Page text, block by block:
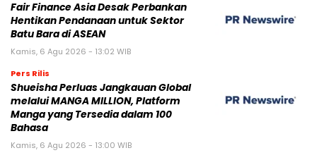
Fair Finance Asia Desak Perbankan
Hentikan Pendanaan untuk Sektor
Batu Bara di ASEAN
Kamis, 6 Agu 2026 - 13:02 WIB
Pers Rilis
Shueisha Perluas Jangkauan Global
melalui MANGA MILLION, Platform
Manga yang Tersedia dalam 100
Bahasa
Kamis, 6 Agu 2026 - 13:00 WIB